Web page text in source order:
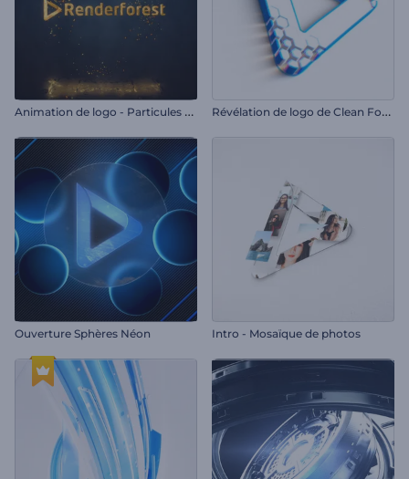
A
nimation de logo - Particules ambiantes R
évélation de logo de Clean Forming
Ouverture Sphères Néon Intro - Mosaïque de photos